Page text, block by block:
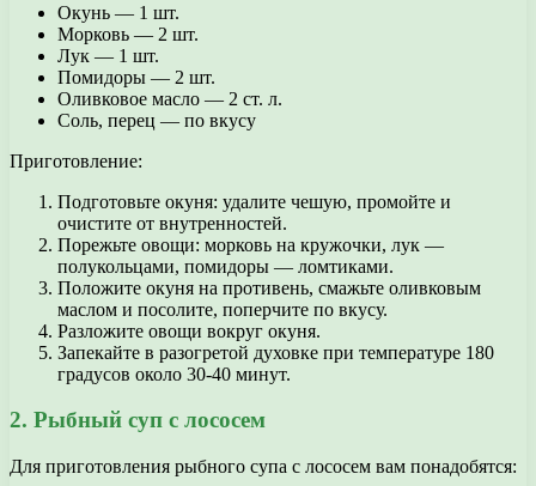
Окунь — 1 шт.
Морковь — 2 шт.
Лук — 1 шт.
Помидоры — 2 шт.
Оливковое масло — 2 ст. л.
Соль, перец — по вкусу
Приготовление:
Подготовьте окуня: удалите чешую, промойте и
очистите от внутренностей.
Порежьте овощи: морковь на кружочки, лук —
полукольцами, помидоры — ломтиками.
Положите окуня на противень, смажьте оливковым
маслом и посолите, поперчите по вкусу.
Разложите овощи вокруг окуня.
Запекайте в разогретой духовке при температуре 180
градусов около 30-40 минут.
2. Рыбный суп с лососем
Для приготовления рыбного супа с лососем вам понадобятся: